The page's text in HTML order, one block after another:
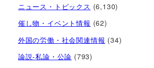
ニュース・トピックス (6,130)
催し物・イベント情報 (62)
外国の労働・社会関連情報 (34)
論説-私論・公論 (793)